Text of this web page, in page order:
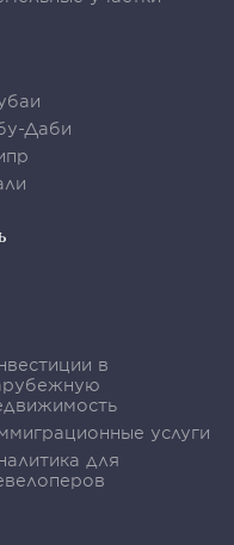
Даби
в
услуги
для